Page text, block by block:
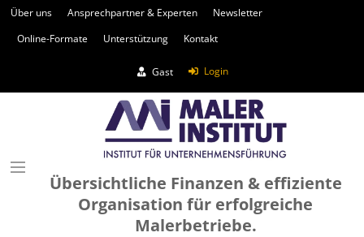
Über uns Ansprechpartner & Experten
Newsletter
Online-Formate
Unterstützung Kontakt
Gast Login
Übersichtliche Finanzen & effiziente
Organisation für erfolgreiche
Malerbetriebe.